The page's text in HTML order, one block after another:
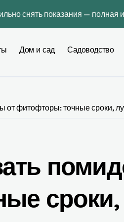
снять показания — полная
профессиональное
действуют сейчас в Украине
мебели и отделки в
для поиска платформ
сроки, региональная таблица
Дом и сад Садоводство
от фитофторы: точные сроки,
сроки,